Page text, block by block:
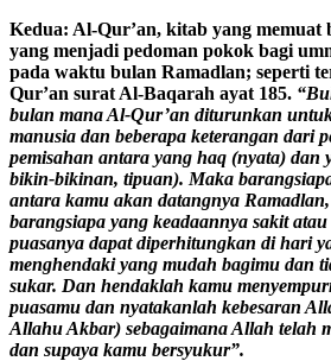
Kedua: Al-Qur’an, kitab yang memuat
yang menjadi pedoman pokok bagi
pada waktu bulan Ramadlan; seperti
Qur’an surat Al-Baqarah ayat 185.
bulan mana Al-Qur’an diturunkan
manusia dan beberapa keterangan dari
pemisahan antara yang haq (nyata) dan
bikin-bikinan, tipuan). Maka
antara kamu akan datangnya
barangsiapa yang keadaannya sakit
puasanya dapat diperhitungkan di hari
menghendaki yang mudah bagimu dan
sukar. Dan hendaklah kamu
puasamu dan nyatakanlah kebesaran
Allahu Akbar) sebagaimana Allah telah
dan supaya kamu bersyukur”.